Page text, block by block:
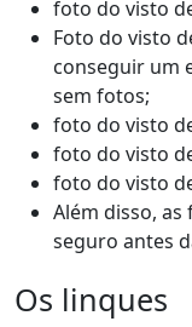
foto do visto
Foto do visto
conseguir um
sem fotos;
foto do visto
foto do visto
foto do visto
Além disso,
seguro antes
Os linques